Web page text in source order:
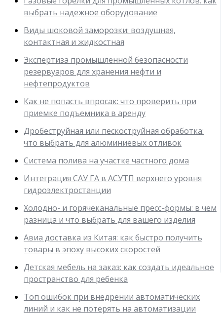
выбрать надежное оборудование
Виды шоковой заморозки: воздушная,
контактная и жидкостная
Экспертиза промышленной безопасности
резервуаров для хранения нефти и
нефтепродуктов
Как не попасть впросак: что проверить при
приемке подъемника в аренду
Дробеструйная или пескоструйная обработка:
что выбрать для алюминиевых отливок
Система полива на участке частного дома
Интеграция САУ ГА в АСУТП верхнего уровня
гидроэлектростанции
Холодно- и горячеканальные пресс-формы: в чем
разница и что выбрать для вашего изделия
Авиа доставка из Китая: как быстро получить
товары в эпоху высоких скоростей
Детская мебель на заказ: как создать идеальное
пространство для ребенка
Топ ошибок при внедрении автоматических
линий и как не потерять на автоматизации